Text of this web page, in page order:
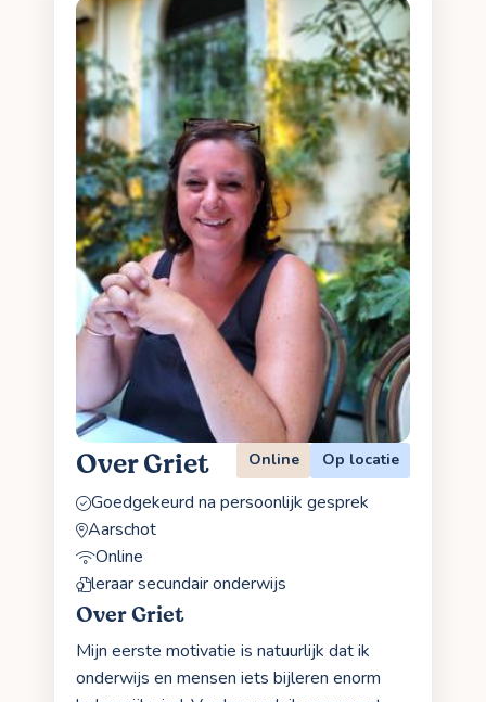
Over Griet Online Op locatie
Goedgekeurd na persoonlijk gesprek
Aarschot
Online
leraar secundair onderwijs
Over Griet
Mijn eerste motivatie is natuurlijk dat ik
onderwijs en mensen iets bijleren enorm